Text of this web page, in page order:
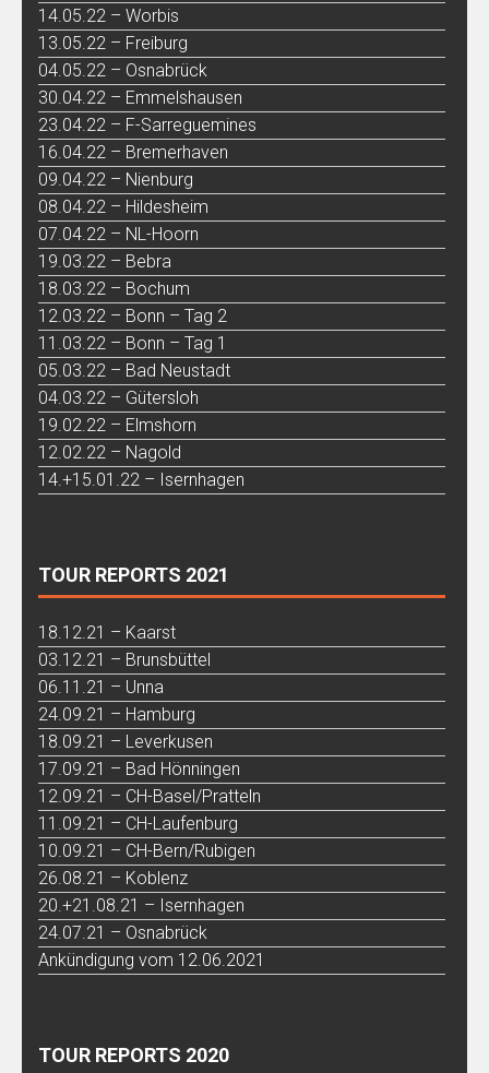
14.05.22 – Worbis
13.05.22 – Freiburg
04.05.22 – Osnabrück
30.04.22 – Emmelshausen
23.04.22 – F-Sarreguemines
16.04.22 – Bremerhaven
09.04.22 – Nienburg
08.04.22 – Hildesheim
07.04.22 – NL-Hoorn
19.03.22 – Bebra
18.03.22 – Bochum
12.03.22 – Bonn – Tag 2
11.03.22 – Bonn – Tag 1
05.03.22 – Bad Neustadt
04.03.22 – Gütersloh
19.02.22 – Elmshorn
12.02.22 – Nagold
14.+15.01.22 – Isernhagen
TOUR REPORTS 2021
18.12.21 – Kaarst
03.12.21 – Brunsbüttel
06.11.21 – Unna
24.09.21 – Hamburg
18.09.21 – Leverkusen
17.09.21 – Bad Hönningen
12.09.21 – CH-Basel/Pratteln
11.09.21 – CH-Laufenburg
10.09.21 – CH-Bern/Rubigen
26.08.21 – Koblenz
20.+21.08.21 – Isernhagen
24.07.21 – Osnabrück
Ankündigung vom 12.06.2021
TOUR REPORTS 2020